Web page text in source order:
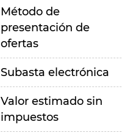
Método de
presentación de
ofertas
Subasta electrónica
Valor estimado sin
impuestos